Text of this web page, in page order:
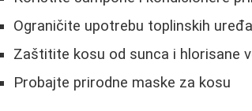
Ograničite upotrebu toplinskih
Zaštitite kosu od sunca i hlorisane
Probajte prirodne maske za kosu